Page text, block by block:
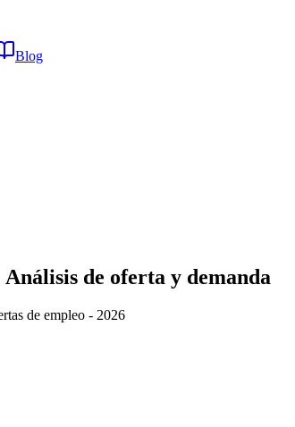
Blog
de oferta y demanda
de empleo - 2026